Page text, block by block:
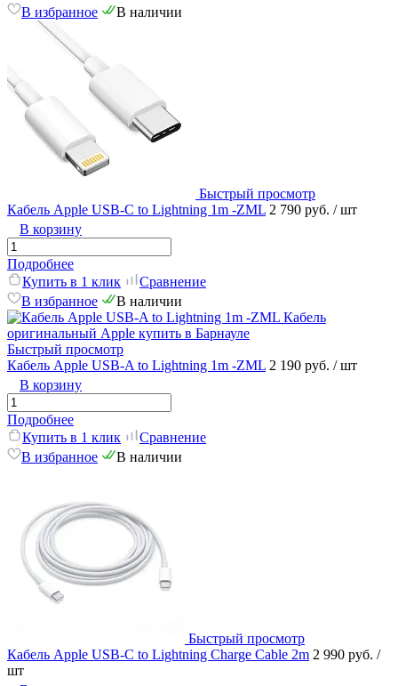
В избранное
В наличии
Быстрый просмотр
Кабель Apple USB-C to Lightning 1m -ZML 2 790 руб. / шт
В корзину
Подробнее
Купить в 1 клик
Сравнение
В избранное
В наличии
Быстрый просмотр
Кабель Apple USB-A to Lightning 1m -ZML 2 190 руб. / шт
В корзину
Подробнее
Купить в 1 клик
Сравнение
В избранное
В наличии
Быстрый просмотр
Кабель Apple USB-C to Lightning Charge Cable 2m 2 990 руб. /
шт